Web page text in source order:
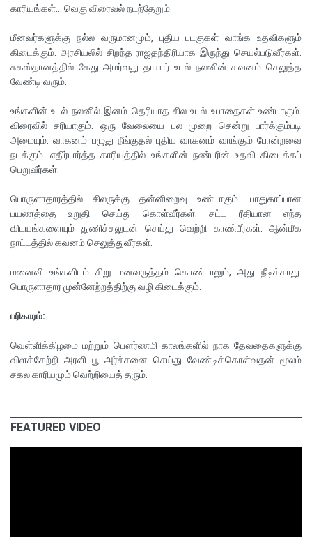
காரியங்கள்... வெகு விரைவல் நடந்தேறும்.
மீனவர்களுக்கு நல்ல வருமானமும், புதிய படகுகள் வாங்க உதவிகளும்
கிடைக்கும். அரசியலில் சிறந்த ராஜதந்திரியாக இருந்து செயல்படுவீர்கள்.
சுகஸ்தானத்தில் கேது அமர்வது தாயார் உடல் நலனின் கவனம் செலுத்த
வேண்டி வரும்.
உங்களின் உடல் நலனில் இனம் தெரியாத சில உடல் உபாதைகள் உண்டாகும்.
விரைவில் சரியாகும். ஒரு வேலையை பல முறை சென்று பார்க்கும்படி
அமையும். வாகனம் பழுது நீங்குதல் புதிய வாகனம் வாங்கும் போன்றவை
நடக்கும். எதிர்பார்த்த காரியத்தில் உங்களின் நண்பரின் உதவி கிடைக்கப்
பெறுவீர்கள்.
பொருளாதாரத்தில் சிலருக்கு தன்னிறைவு உண்டாகும். பாதுகாப்பான
பயணத்தை உறுதி செய்து கொள்வீர்கள். சட்ட ரீதியான எந்த
விடயங்களையும் துணிச்சலுடன் செய்து வெற்றி காண்பீர்கள். ஆன்மீக
நாட்டத்தில் கவனம் செலுத்துவீர்கள்.
மனைவி உங்களிடம் சிறு மனவருத்தம் கொண்டாலும், அது நீடிக்காது.
பொருளாதார முன்னேற்றத்திற்கு வழி கிடைக்கும்.
பரிகாரம்:
வெள்ளிக்கிழமை மற்றும் பௌர்ணமி காலங்களில் நாக தேவதைகளுக்கு
விளக்கேற்றி அரளி பூ அர்ச்சனை செய்து வேண்டிக்கொள்வதன் மூலம்
சகல காரியமும் வெற்றியைத் தரும்.
FEATURED VIDEO